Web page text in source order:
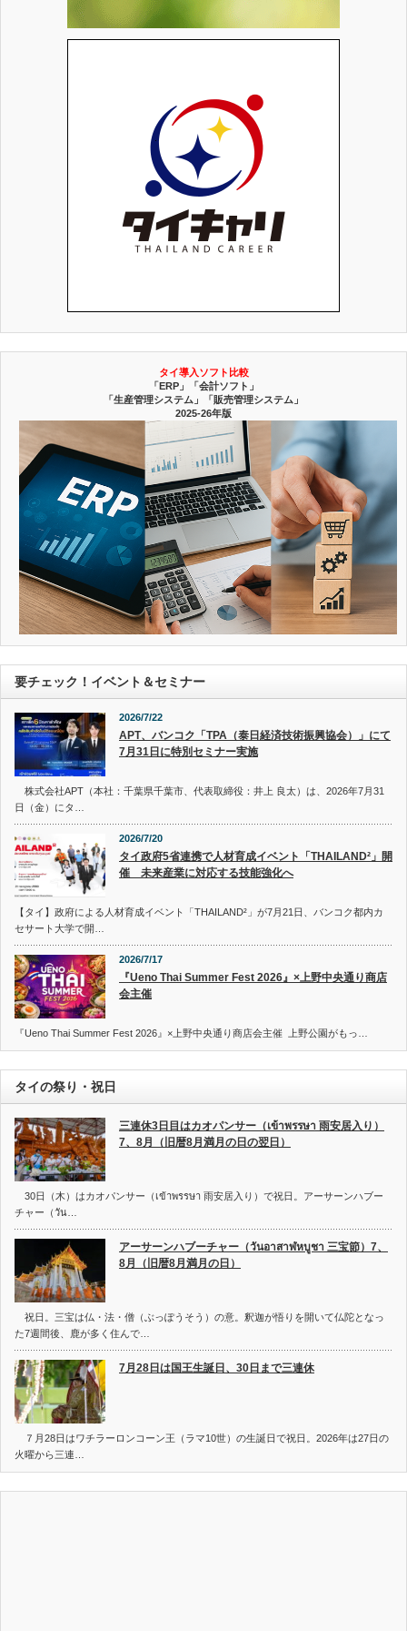
タイ導入ソフト比較
「ERP」「会計ソフト」
「生産管理システム」「販売管理システム」
2025-26年版
要チェック！イベント＆セミナー
2026/7/22
APT、バンコク「TPA（泰日経済技術振興協会）」にて
7月31日に特別セミナー実施
株式会社APT（本社：千葉県千葉市、代表取締役：井上 良太）は、2026年7月31
日（金）にタ…
2026/7/20
タイ政府5省連携で人材育成イベント「THAILAND²」開
催 未来産業に対応する技能強化へ
【タイ】政府による人材育成イベント「THAILAND²」が7月21日、バンコク都内カ
セサート大学で開…
2026/7/17
『Ueno Thai Summer Fest 2026』×上野中央通り商店
会主催
『Ueno Thai Summer Fest 2026』×上野中央通り商店会主催 上野公園がもっ…
タイの祭り・祝日
三連休3日目はカオパンサー（เข้าพรรษา 雨安居入り）
7、8月（旧暦8月満月の日の翌日）
30日（木）はカオパンサー（เข้าพรรษา 雨安居入り）で祝日。アーサーンハブー
チャー（วัน…
アーサーンハブーチャー（วันอาสาฬหบูชา 三宝節）7、
8月（旧暦8月満月の日）
祝日。三宝は仏・法・僧（ぶっぽうそう）の意。釈迦が悟りを開いて仏陀となっ
た7週間後、鹿が多く住んで…
7月28日は国王生誕日、30日まで三連休
７月28日はワチラーロンコーン王（ラマ10世）の生誕日で祝日。2026年は27日の
火曜から三連…